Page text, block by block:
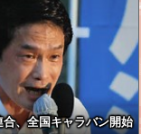
合、全国キャラバン開始